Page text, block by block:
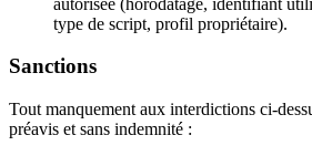
type de script, profil propriétaire).
Sanctions
Tout manquement aux interdictions ci-
préavis et sans indemnité :